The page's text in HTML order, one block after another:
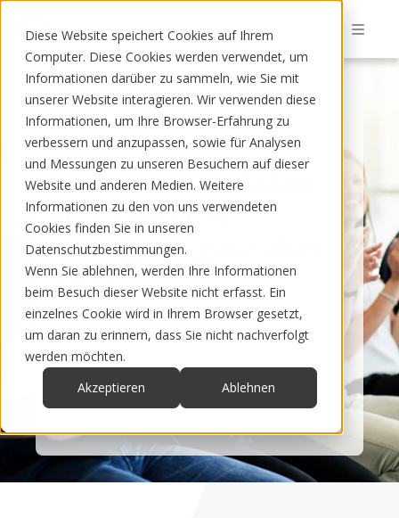
Diese Website speichert Cookies auf Ihrem
Computer. Diese Cookies werden verwendet, um
Informationen darüber zu sammeln, wie Sie mit
unserer Website interagieren. Wir verwenden diese
Informationen, um Ihre Browser-Erfahrung zu
verbessern und anzupassen, sowie für Analysen
und Messungen zu unseren Besuchern auf dieser
Website und anderen Medien. Weitere
Informationen zu den von uns verwendeten
Cookies finden Sie in unseren
Datenschutzbestimmungen.
Wenn Sie ablehnen, werden Ihre Informationen
beim Besuch dieser Website nicht erfasst. Ein
einzelnes Cookie wird in Ihrem Browser gesetzt,
um daran zu erinnern, dass Sie nicht nachverfolgt
werden möchten.
Akzeptieren
Ablehnen
Professionelle Teilnehmermanagement
Software für B2B Events
Teilnehmer einladen,
registrieren &
managen - ganz ohne
Stress
Mit moreEvent organisieren Sie Einladungen,
Registrierungen, Check in, Reporting und
Teilnehmerkommunikation digital, sicher und
effizient. Die Lösung ist DSGVO konform,
individuell anpassbar und wird durch
persönlichen Support begleitet.